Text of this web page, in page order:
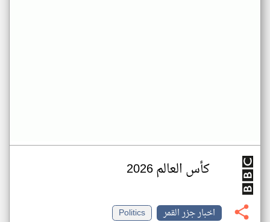
كأس العالم 2026
اخبار جزر القمر
Politics